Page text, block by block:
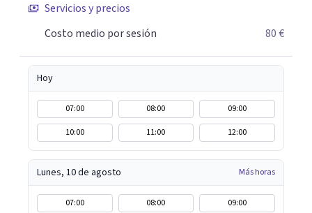
Servicios y precios
Costo medio por sesión
80 €
Hoy
07:00 08:00
09:00
10:00
11:00 12:00
Lunes, 10 de agosto Más horas
07:00 08:00
09:00